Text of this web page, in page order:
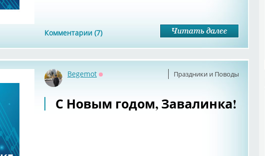
Комментарии (7)
Праздники и Поводы
Begemot
С Новым годом, Завалинка!